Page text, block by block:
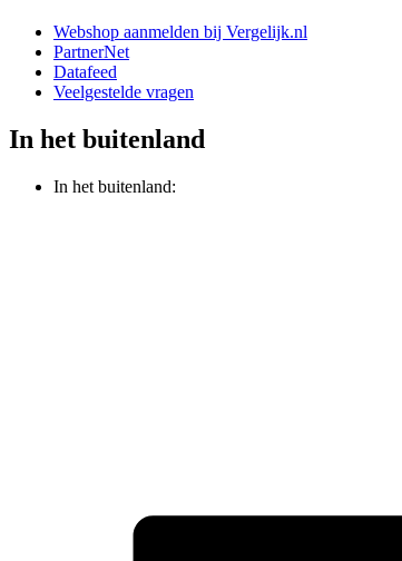
Webshop aanmelden bij Vergelijk.nl
PartnerNet
Datafeed
Veelgestelde vragen
In het buitenland
In het buitenland: